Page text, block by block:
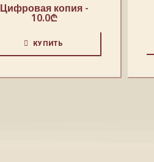
Цифровая копия -
10.0₾
КУПИТЬ